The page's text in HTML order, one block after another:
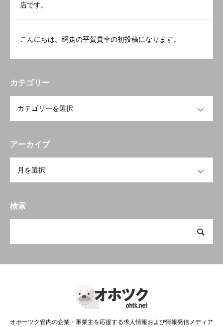
店です。
こんにちは。網走の平賀貴幸の初投稿になります。
カテゴリー
アーカイブ
検索
オホーツク管内の企業・事業主を応援する求人情報および情報発信メディア